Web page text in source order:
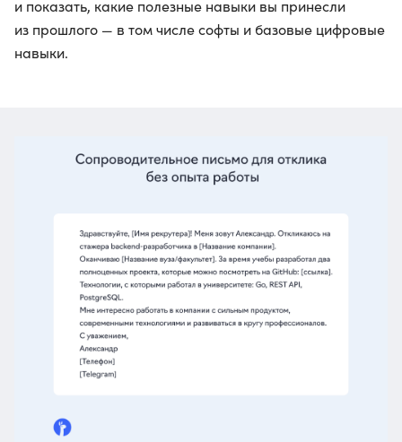
и показать, какие полезные навыки вы принесли
из прошлого — в том числе софты и базовые цифровые
навыки.